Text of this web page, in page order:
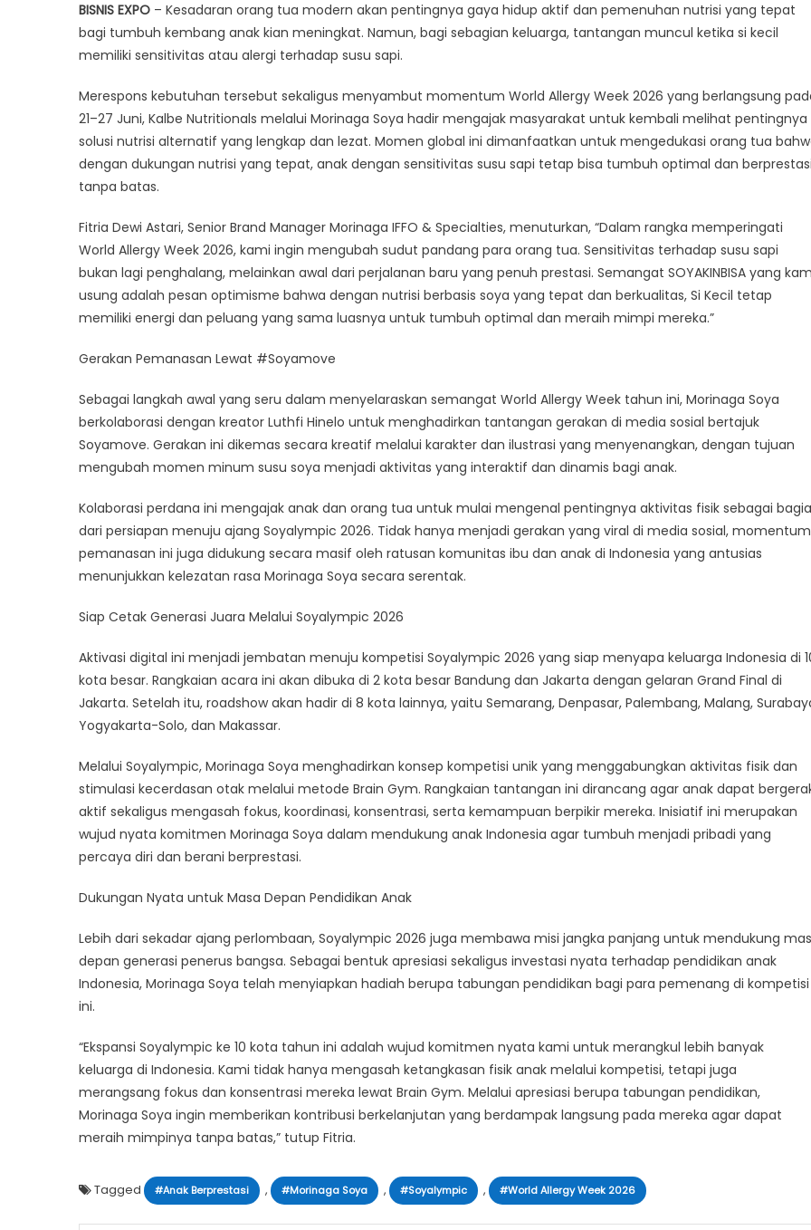
World
Allergy
Week
Morinaga
Soya
Gelar
Soyalympic
Kota
untuk
Dukung
Anak
Berprestasi
BISNIS EXPO – Kesadaran orang tua modern akan pentingnya gaya hidup aktif dan pemenuhan nutrisi yang tepat
bagi tumbuh kembang anak kian meningkat. Namun, bagi sebagian keluarga, tantangan muncul ketika si kecil
memiliki sensitivitas atau alergi terhadap susu sapi.
Merespons kebutuhan tersebut sekaligus menyambut momentum World Allergy Week 2026 yang berlangsung
21–27 Juni, Kalbe Nutritionals melalui Morinaga Soya hadir mengajak masyarakat untuk kembali melihat pentingnya
solusi nutrisi alternatif yang lengkap dan lezat. Momen global ini dimanfaatkan untuk mengedukasi orang tua
dengan dukungan nutrisi yang tepat, anak dengan sensitivitas susu sapi tetap bisa tumbuh optimal dan
tanpa batas.
Fitria Dewi Astari, Senior Brand Manager Morinaga IFFO & Specialties, menuturkan, “Dalam rangka memperingati
World Allergy Week 2026, kami ingin mengubah sudut pandang para orang tua. Sensitivitas terhadap susu sapi
bukan lagi penghalang, melainkan awal dari perjalanan baru yang penuh prestasi. Semangat SOYAKINBISA yang
usung adalah pesan optimisme bahwa dengan nutrisi berbasis soya yang tepat dan berkualitas, Si Kecil tetap
memiliki energi dan peluang yang sama luasnya untuk tumbuh optimal dan meraih mimpi mereka.”
Gerakan Pemanasan Lewat #Soyamove
Sebagai langkah awal yang seru dalam menyelaraskan semangat World Allergy Week tahun ini, Morinaga Soya
berkolaborasi dengan kreator Luthfi Hinelo untuk menghadirkan tantangan gerakan di media sosial bertajuk
Soyamove. Gerakan ini dikemas secara kreatif melalui karakter dan ilustrasi yang menyenangkan, dengan tujuan
mengubah momen minum susu soya menjadi aktivitas yang interaktif dan dinamis bagi anak.
Kolaborasi perdana ini mengajak anak dan orang tua untuk mulai mengenal pentingnya aktivitas fisik sebagai
dari persiapan menuju ajang Soyalympic 2026. Tidak hanya menjadi gerakan yang viral di media sosial, momentum
pemanasan ini juga didukung secara masif oleh ratusan komunitas ibu dan anak di Indonesia yang antusias
menunjukkan kelezatan rasa Morinaga Soya secara serentak.
Siap Cetak Generasi Juara Melalui Soyalympic 2026
Aktivasi digital ini menjadi jembatan menuju kompetisi Soyalympic 2026 yang siap menyapa keluarga Indonesia di
kota besar. Rangkaian acara ini akan dibuka di 2 kota besar Bandung dan Jakarta dengan gelaran Grand Final di
Jakarta. Setelah itu, roadshow akan hadir di 8 kota lainnya, yaitu Semarang, Denpasar, Palembang, Malang,
Yogyakarta-Solo, dan Makassar.
Melalui Soyalympic, Morinaga Soya menghadirkan konsep kompetisi unik yang menggabungkan aktivitas fisik dan
stimulasi kecerdasan otak melalui metode Brain Gym. Rangkaian tantangan ini dirancang agar anak dapat
aktif sekaligus mengasah fokus, koordinasi, konsentrasi, serta kemampuan berpikir mereka. Inisiatif ini merupakan
wujud nyata komitmen Morinaga Soya dalam mendukung anak Indonesia agar tumbuh menjadi pribadi yang
percaya diri dan berani berprestasi.
Dukungan Nyata untuk Masa Depan Pendidikan Anak
Lebih dari sekadar ajang perlombaan, Soyalympic 2026 juga membawa misi jangka panjang untuk mendukung
depan generasi penerus bangsa. Sebagai bentuk apresiasi sekaligus investasi nyata terhadap pendidikan anak
Indonesia, Morinaga Soya telah menyiapkan hadiah berupa tabungan pendidikan bagi para pemenang di kompetisi
ini.
“Ekspansi Soyalympic ke 10 kota tahun ini adalah wujud komitmen nyata kami untuk merangkul lebih banyak
keluarga di Indonesia. Kami tidak hanya mengasah ketangkasan fisik anak melalui kompetisi, tetapi juga
merangsang fokus dan konsentrasi mereka lewat Brain Gym. Melalui apresiasi berupa tabungan pendidikan,
Morinaga Soya ingin memberikan kontribusi berkelanjutan yang berdampak langsung pada mereka agar dapat
meraih mimpinya tanpa batas,” tutup Fitria.
Tagged #Anak Berprestasi , #Morinaga Soya , #Soyalympic , #World Allergy Week 2026